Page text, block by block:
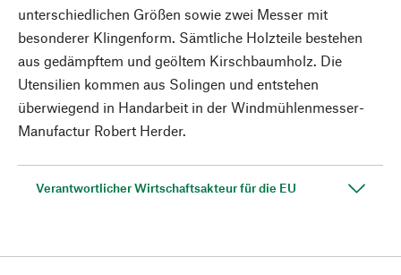
unterschiedlichen Größen sowie zwei Messer mit
besonderer Klingenform. Sämtliche Holzteile bestehen
aus gedämpftem und geöltem Kirschbaumholz. Die
Utensilien kommen aus Solingen und entstehen
überwiegend in Handarbeit in der Windmühlenmesser-
Manufactur Robert Herder.
Verantwortlicher Wirtschaftsakteur für die EU